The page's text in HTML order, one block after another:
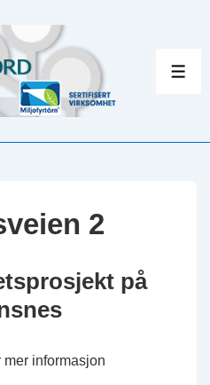
2
på
mer informasjon